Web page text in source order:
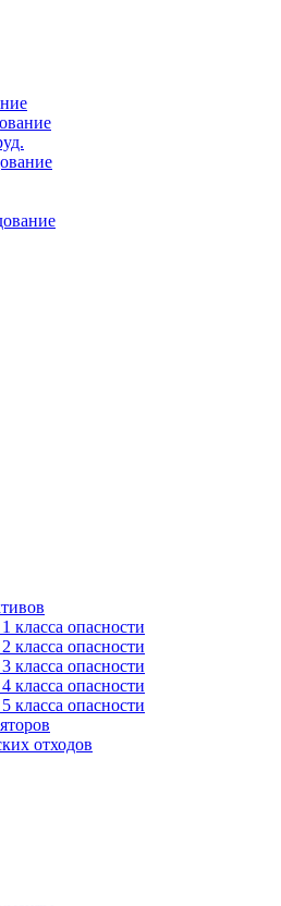
класса опасности
класса опасности
класса опасности
класса опасности
класса опасности
отходов